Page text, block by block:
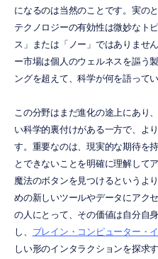
になるのは当然のことです。実の
テクノロジーの有効性は微妙なト
ス」または「ノー」ではありませ
ー市場は個人のウェルネスを謳う
ングを超えて、科学が何を語って
この分野はまだ進化の途上にあり
い科学的裏付けがある一方で、よ
す。重要なのは、現実的な期待を
とできないことを明確に理解して
魔法のボタンを見つけるというよ
めの新しいツールやデータにアク
の人にとって、その価値は自分自
し、 ブレイン・コンピューター・
しい形のインタラクションを探求